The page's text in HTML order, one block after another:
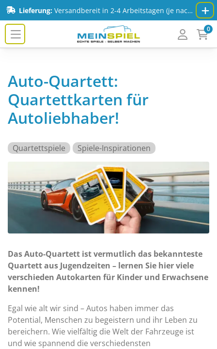
Zum Inhalt springen
Lieferung:Versandbereit in 2-4 Arbeitstagen (je nach Spiel & Auflage) - Mehr Infos:
MeinSpiel.de 0
Auto-Quartett:
Quartettkarten für
Autoliebhaber!
Quartettspiele Spiele-Inspirationen
Das Auto-Quartett ist vermutlich das bekannteste
Quartett aus Jugendzeiten – lernen Sie hier viele
verschieden Autokarten für Kinder und Erwachsene
kennen!
Egal wie alt wir sind – Autos haben immer das
Potential, Menschen zu begeistern und ihr Leben zu
bereichern. Wie vielfältig die Welt der Fahrzeuge ist
und wie spannend die verschiedensten